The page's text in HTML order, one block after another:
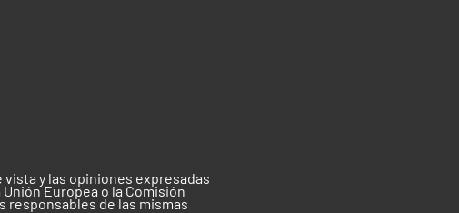
y las opiniones expresadas
Europea o la Comisión
responsables de las mismas